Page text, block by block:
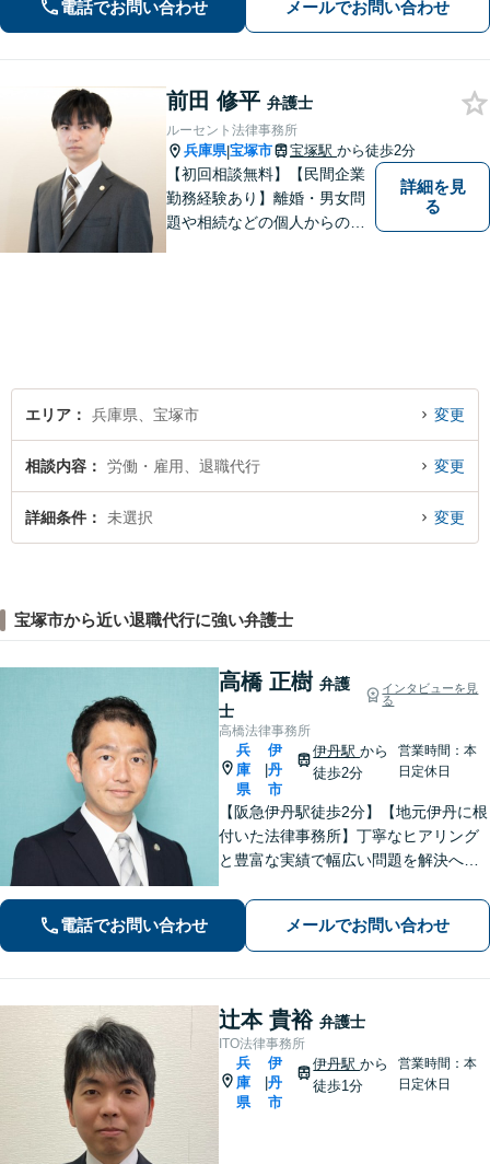
推進を強力にサポート【宝塚駅徒歩2分
｜電話・WEB面談で全国対応】
電話でお問い合わせ メールでお問い合わせ
前田 修平 弁護士
ルーセント法律事務所
兵庫県|宝塚市 宝塚駅 から徒歩2分
【初回相談無料】【民間企業
勤務経験あり】離婚・男女問
題や相続などの個人からのご
詳細を見
る
エリア 兵庫県、宝塚市 変更
相談内容 労働・雇用、退職代行 変更
詳細条件 未選択 変更
宝塚市から近い退職代行に強い弁護士
高橋 正樹 弁護
士
インタビューを見
る
高橋法律事務所
兵
庫
県
伊
丹
市
伊丹駅から
徒歩2分
営業時間：本
日定休日
【阪急伊丹駅徒歩2分】【地元伊丹に根
付いた法律事務所】丁寧なヒアリング
と豊富な実績で幅広い問題を解決へ導
請求／面会交流など【相続・遺言】相
続放棄／遺産分割調停など【電話・メ
ール相談初回無料】【休日夜間対応
可】
電話でお問い合わせ メールでお問い合わせ
辻本 貴裕 弁護士
ITO法律事務所
兵
庫
県
伊
丹
市
伊丹駅から
徒歩1分
営業時間：本
日定休日